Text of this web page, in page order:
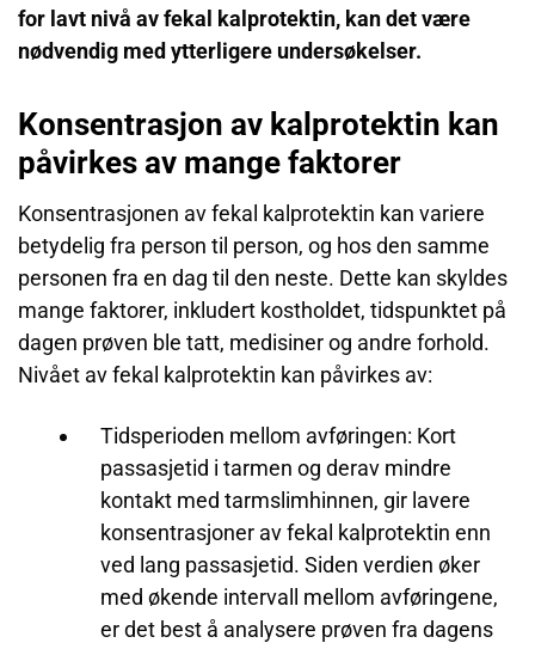
for lavt nivå av fekal kalprotektin, kan det være
nødvendig med ytterligere undersøkelser.
Konsentrasjon av kalprotektin kan
påvirkes av mange faktorer
Konsentrasjonen av fekal kalprotektin kan variere
betydelig fra person til person, og hos den samme
personen fra en dag til den neste. Dette kan skyldes
mange faktorer, inkludert kostholdet, tidspunktet på
dagen prøven ble tatt, medisiner og andre forhold.
Nivået av fekal kalprotektin kan påvirkes av:
Tidsperioden mellom avføringen: Kort
passasjetid i tarmen og derav mindre
kontakt med tarmslimhinnen, gir lavere
konsentrasjoner av fekal kalprotektin enn
ved lang passasjetid. Siden verdien øker
med økende intervall mellom avføringene,
er det best å analysere prøven fra dagens